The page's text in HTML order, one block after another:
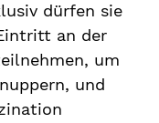
dürfen sie
an der
um
und